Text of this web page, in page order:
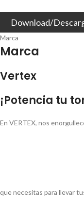
Download/
Marca
Marca
Vertex
¡Potencia tu
En VERTEX, nos
que necesitas para llevar